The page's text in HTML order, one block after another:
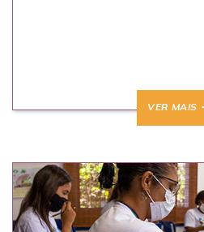
VER MAIS